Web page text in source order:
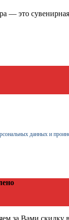
это сувенирная
данных и
за Вами скидку